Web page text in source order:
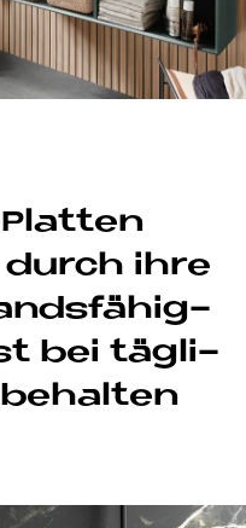
Plat­ten
durch ihre
bei täg­li­